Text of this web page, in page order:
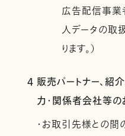
広告配信事業
人データの取
ります。）
4 販売パートナー、紹
力・関係者会社等
・お取引先様との